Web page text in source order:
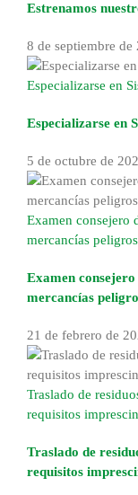
Estrenamos
8 de septiembre de
Especializarse en
Especializarse en
5 de octubre de
Examen consejero
mercancías
Examen
mercancías
21 de febrero de
Traslado de
requisitos
Traslado de
requisitos